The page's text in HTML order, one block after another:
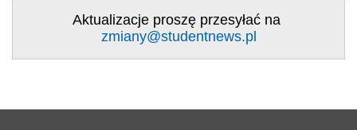
Aktualizacje proszę przesyłać na
zmiany@studentnews.pl